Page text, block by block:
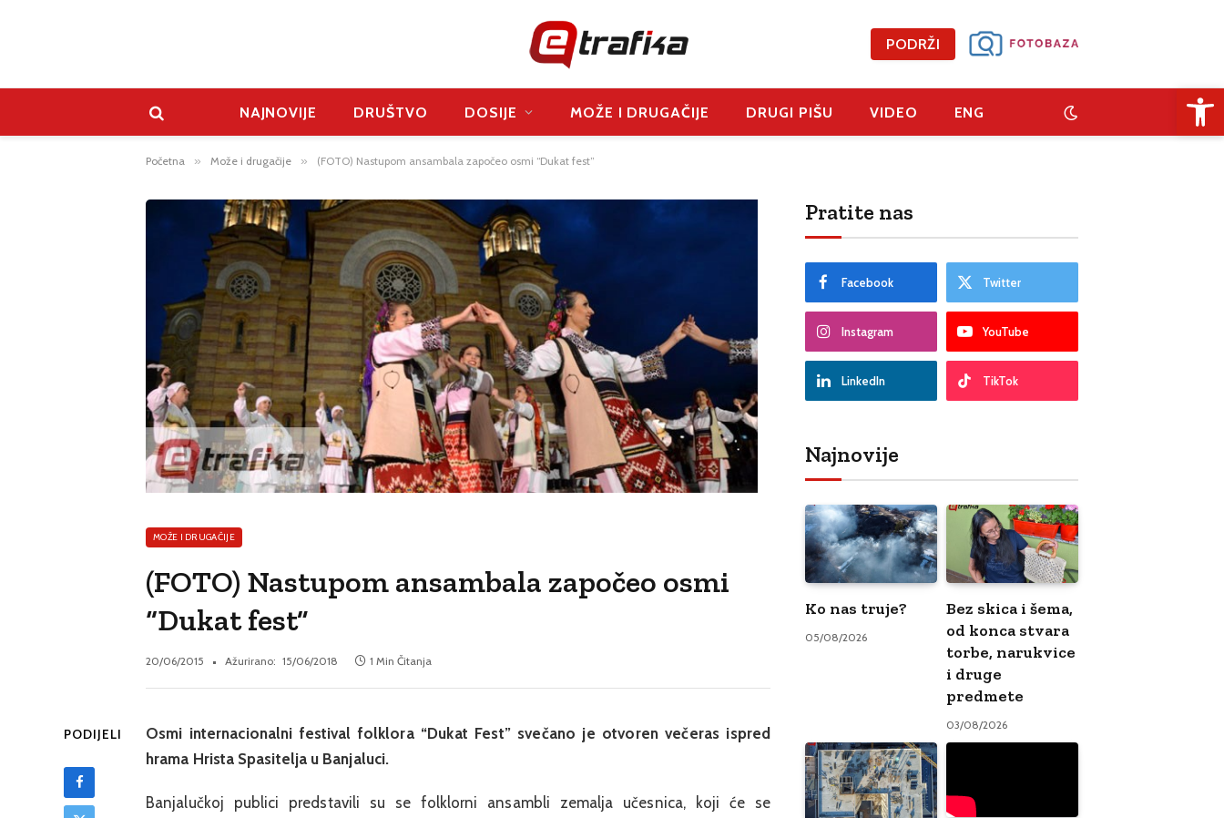
PODRŽI
NAJNOVIJE DRUŠTVO DOSIJE MOŽE I DRUGAČIJE DRUGI PIŠU VIDEO ENG
Početna » Može i drugačije » (FOTO) Nastupom ansambala započeo osmi “Dukat fest”
MOŽE I DRUGAČIJE
(FOTO) Nastupom ansambala započeo osmi
“Dukat fest”
20/06/2015 Ažurirano: 15/06/2018 1 Min Čitanja
PODIJELI
Osmi internacionalni festival folklora “Dukat Fest” svečano je otvoren večeras ispred
hrama Hrista Spasitelja u Banjaluci.
Banjalučkoj publici predstavili su se folklorni ansambli zemalja učesnica, koji će se
Pratite nas
Facebook Twitter
Instagram YouTube
LinkedIn TikTok
Najnovije
Ko nas truje?
05/08/2026
Bez skica i šema,
od konca stvara
torbe, narukvice
i druge
predmete
03/08/2026